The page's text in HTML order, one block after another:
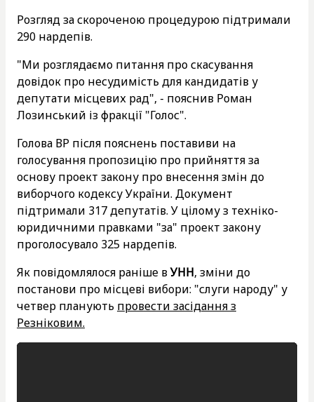
Розгляд за скороченою процедурою підтримали
290 нардепів.
"Ми розглядаємо питання про скасування
довідок про несудимість для кандидатів у
депутати місцевих рад", - пояснив Роман
Лозинський із фракції "Голос".
Голова ВР після пояснень поставиви на
голосування пропозицію про прийняття за
основу проект закону про внесення змін до
виборчого кодексу України. Документ
підтримали 317 депутатів. У цілому з техніко-
юридичними правками "за" проект закону
проголосувало 325 нардепів.
Як повідомлялося раніше вУНН, зміни до
постанови про місцеві вибори: "слуги народу" у
четвер планують провести засідання з
Резніковим.